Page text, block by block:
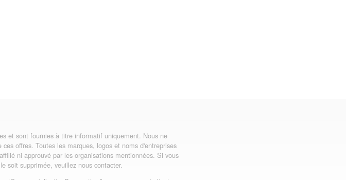
et sont fournies à titre informatif uniquement. Nous ne
offres. Toutes les marques, logos et noms d'entreprises
ni approuvé par les organisations mentionnées. Si vous
soit supprimée, veuillez nous contacter.